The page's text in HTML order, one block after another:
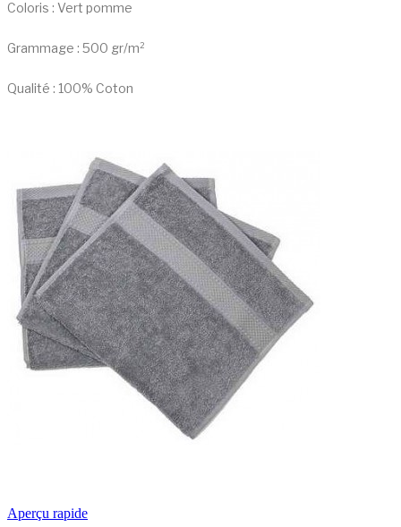
Coloris : Vert pomme
Grammage : 500 gr/m²
Qualité : 100% Coton
Aperçu rapide